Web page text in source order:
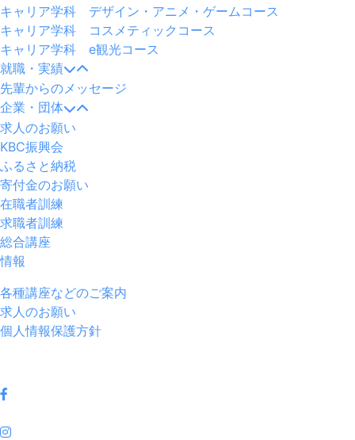
キャリア学科 デザイン・アニメ・ゲームコース
キャリア学科 コスメティックコース
キャリア学科 e観光コース
就職・実績
先輩からのメッセージ
企業・団体
求人のお願い
KBC振興会
ふるさと納税
寄付金のお願い
在職者訓練
求職者訓練
総合講座
情報
各種講座などのご案内
求人のお願い
個人情報保護方針